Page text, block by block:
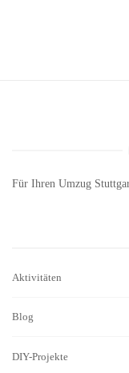
Für Ihren Umzug
Aktivitäten
Blog
DIY-Projekte